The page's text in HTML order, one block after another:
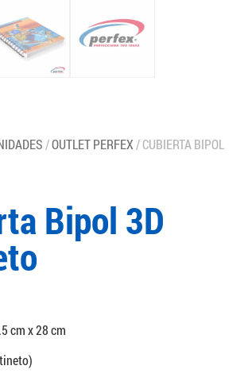
/OUTLET PERFEX / CUBIERTA BIPOL
Bipol 3D
cm x 28 cm